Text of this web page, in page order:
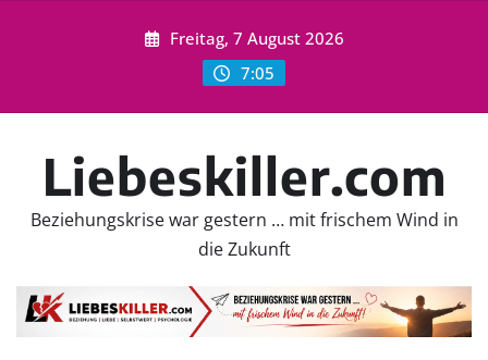
Freitag, 7 August 2026
7:05
Liebeskiller.com
Beziehungskrise war gestern … mit frischem Wind in
die Zukunft